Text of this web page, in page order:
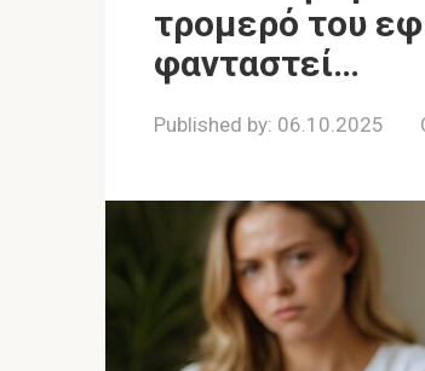
τρομερό του
φανταστεί…
Published by: 06.10.2025